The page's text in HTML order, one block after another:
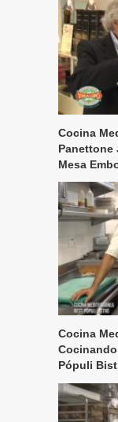
Cocina
Panettone
Mesa
Cocina
Pópuli